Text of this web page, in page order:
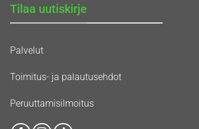
Tilaa uutiskirje
Palvelut
Toimitus- ja palautusehdot
Peruuttamisilmoitus